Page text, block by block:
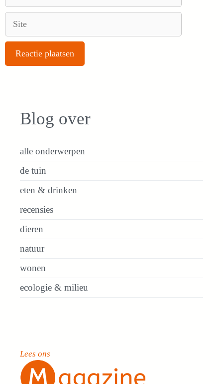
Blog over
alle onderwerpen
de tuin
eten & drinken
recensies
dieren
natuur
wonen
ecologie & milieu
Lees ons